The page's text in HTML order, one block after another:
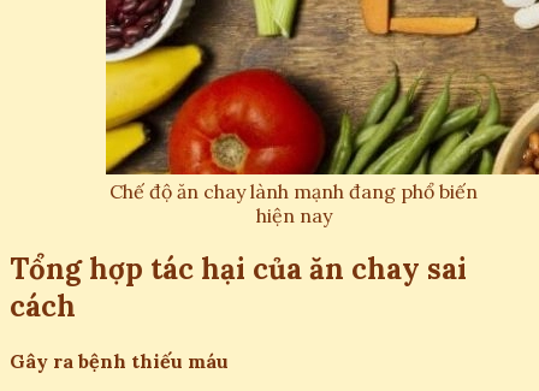
Chế độ ăn chay lành mạnh đang phổ biến
hiện nay
Tổng hợp tác hại của ăn chay sai
cách
Gây ra bệnh thiếu máu